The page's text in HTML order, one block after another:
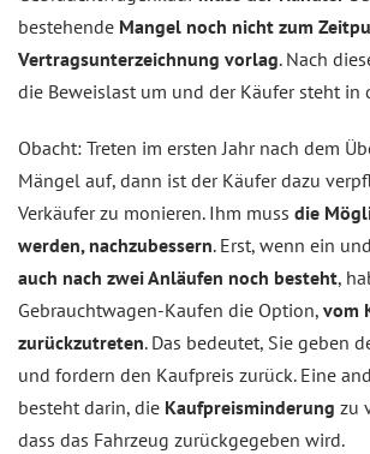
bestehende Mangel noch nicht zum
Vertragsunterzeichnung vorlag. Nach
die Beweislast um und der Käufer steht in
Obacht: Treten im ersten Jahr nach dem
Mängel auf, dann ist der Käufer dazu
Verkäufer zu monieren. Ihm muss die
werden, nachzubessern. Erst, wenn ein
auch nach zwei Anläufen noch besteht,
Gebrauchtwagen-Kaufen die Option, vom
zurückzutreten. Das bedeutet, Sie geben
und fordern den Kaufpreis zurück. Eine
besteht darin, die Kaufpreisminderung zu
dass das Fahrzeug zurückgegeben wird.